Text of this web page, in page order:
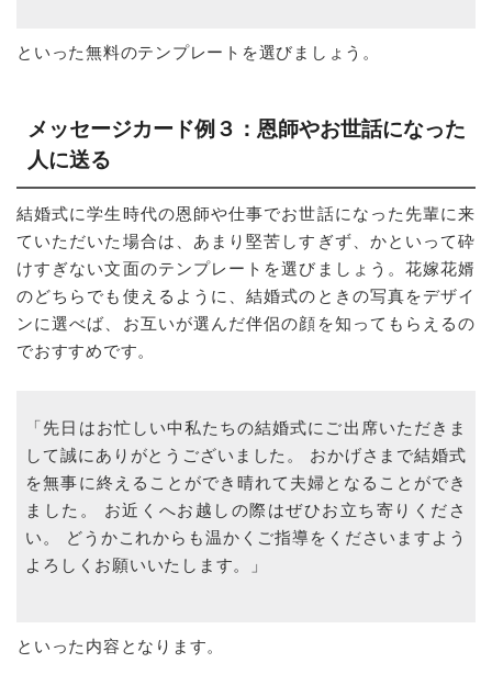
といった無料のテンプレートを選びましょう。
メッセージカード例３：恩師やお世話になった
人に送る
結婚式に学生時代の恩師や仕事でお世話になった先輩に来
ていただいた場合は、あまり堅苦しすぎず、かといって砕
けすぎない文面のテンプレートを選びましょう。花嫁花婿
のどちらでも使えるように、結婚式のときの写真をデザイ
ンに選べば、お互いが選んだ伴侶の顔を知ってもらえるの
でおすすめです。
「先日はお忙しい中私たちの結婚式にご出席いただきま
して誠にありがとうございました。 おかげさまで結婚式
を無事に終えることができ晴れて夫婦となることができ
ました。 お近くへお越しの際はぜひお立ち寄りくださ
い。 どうかこれからも温かくご指導をくださいますよう
よろしくお願いいたします。」
といった内容となります。